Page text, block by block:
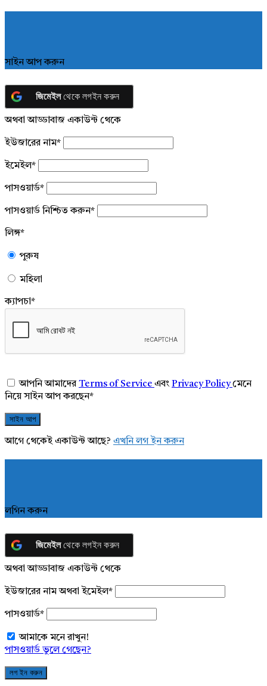
সাইন আপ করুন
জিমেইলথেকে লগইন করুন
অথবা আড্ডাবাজ একাউন্ট থেকে
ইউজারের নাম*
ইমেইল*
পাসওয়ার্ড*
পাসওয়ার্ড নিশ্চিত করুন*
লিঙ্গ*
পুরুষ
মহিলা
ক্যাপচা*
আপনি আমাদেরTerms of Service এবং Privacy Policyমেনে
নিয়ে সাইন আপ করছেন*
আগে থেকেই একাউন্ট আছে? এখনি লগ ইন করুন
লগিন করুন
জিমেইলথেকে লগইন করুন
অথবা আড্ডাবাজ একাউন্ট থেকে
ইউজারের নাম অথবা ইমেইল*
পাসওয়ার্ড*
আমাকে মনে রাখুন!
পাসওয়ার্ড ভুলে গেছেন?